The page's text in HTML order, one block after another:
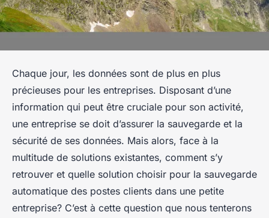
Chaque jour, les données sont de plus en plus
précieuses pour les entreprises. Disposant d’une
information qui peut être cruciale pour son activité,
une entreprise se doit d’assurer la sauvegarde et la
sécurité de ses données. Mais alors, face à la
multitude de solutions existantes, comment s’y
retrouver et quelle solution choisir pour la sauvegarde
automatique des postes clients dans une petite
entreprise? C’est à cette question que nous tenterons